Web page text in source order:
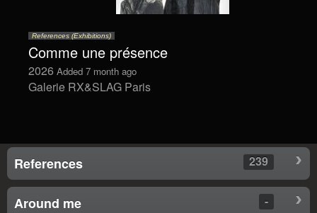
References (Exhibitions)
Comme une présence
2026 Added 7 month ago
Galerie RX&SLAG Paris
References 239
Around me -